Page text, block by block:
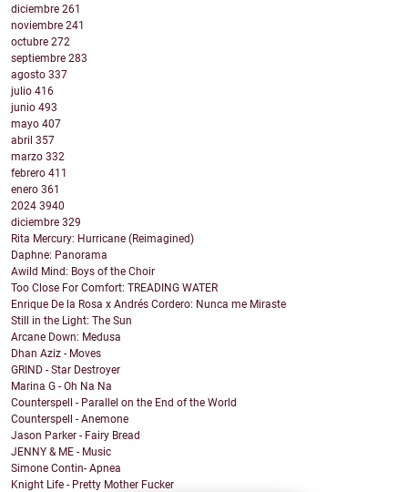
diciembre 261
noviembre 241
octubre 272
septiembre 283
agosto 337
julio 416
junio 493
mayo 407
abril 357
marzo 332
febrero 411
enero 361
2024 3940
diciembre 329
Rita Mercury: Hurricane (Reimagined)
Daphne: Panorama
Awild Mind: Boys of the Choir
Too Close For Comfort: TREADING WATER
Enrique De la Rosa x Andrés Cordero: Nunca me Miraste
Still in the Light: The Sun
Arcane Down: Medusa
Dhan Aziz - Moves
GRIND - Star Destroyer
Marina G - Oh Na Na
Counterspell - Parallel on the End of the World
Counterspell - Anemone
Jason Parker - Fairy Bread
JENNY & ME - Music
Simone Contin- Apnea
Knight Life - Pretty Mother Fucker